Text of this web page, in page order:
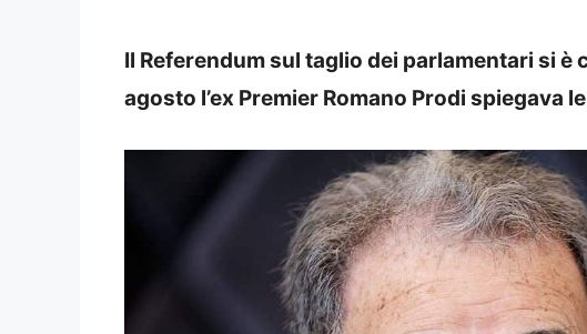
Il Referendum sul taglio dei parlamentari si è
agosto l’ex Premier Romano Prodi spiegava